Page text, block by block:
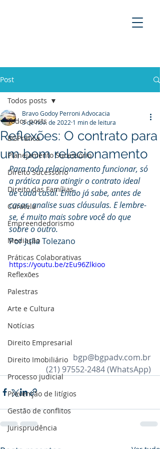
Post
Todos posts
BGPrática
Planejamento Sucessório
Direito Sucessório
Direito das Famílias
Curatela
Empreendedorismo
Mediaçāo
Práticas Colaborativas
Reflexões
Palestras
Arte e Cultura
Notícias
Direito Empresarial
Direito Imobiliário
Processo judicial
Prevenção de litígios
Gestāo de conflitos
Jurisprudência
Todos posts
Reflexões: O contrato para
um bom relacionamento
Bravo Godoy Perroni Advocacia
3 de nov. de 2022 1 min de leitura
Para todo relacionamento funcionar, só
a prática para atingir o contrato ideal
de cada casal. Então já sabe, antes de
casar, analise suas cláusulas. E lembre-
se, é muito mais sobre você do que
sobre o outro.
Por Julia Tolezano
https://youtu.be/zEu96Zlkioo
bgp@bgpadv.com.br
(21) 97552-2484 (WhatsApp)